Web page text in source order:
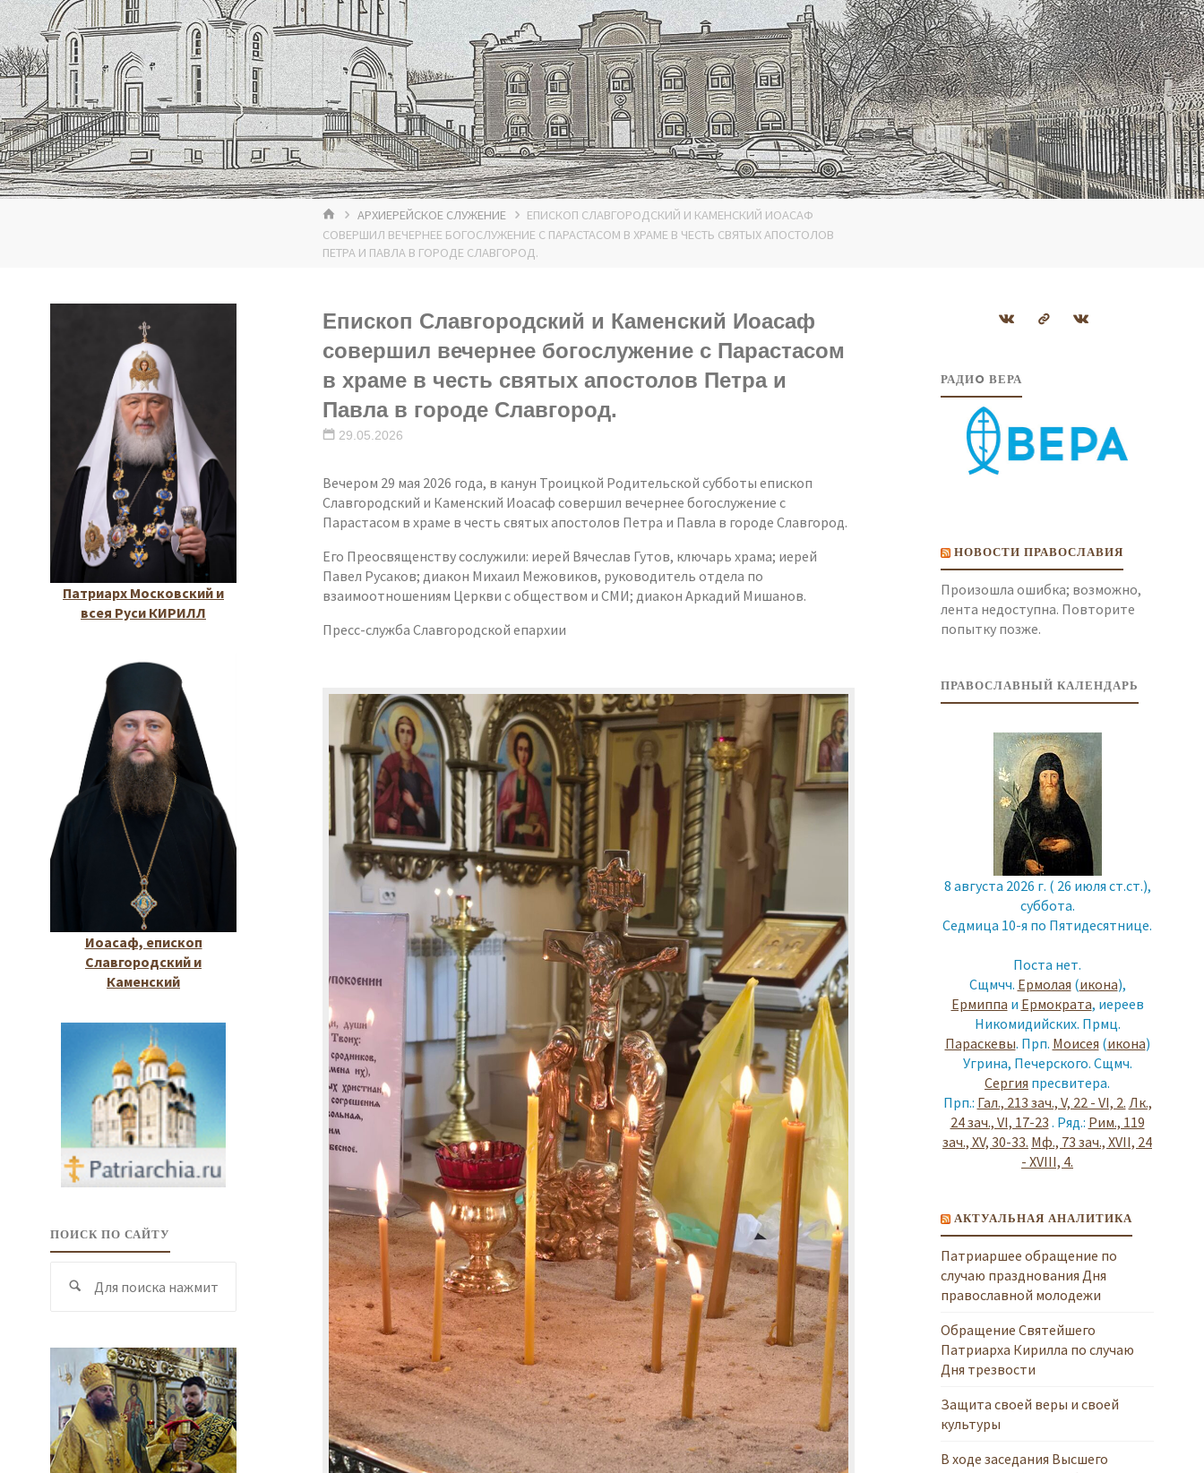
ГЛАВНАЯ
АРХИЕРЕЙСКОЕ СЛУЖЕНИЕ
ЕПИСКОП СЛАВГОРОДСКИЙ И КАМЕНСКИЙ ИОАСАФ
СОВЕРШИЛ ВЕЧЕРНЕЕ БОГОСЛУЖЕНИЕ С ПАРАСТАСОМ В ХРАМЕ В ЧЕСТЬ СВЯТЫХ АПОСТОЛОВ
ПЕТРА И ПАВЛА В ГОРОДЕ СЛАВГОРОД.
Епископ Славгородский и Каменский Иоасаф
совершил вечернее богослужение с Парастасом
в храме в честь святых апостолов Петра и
Павла в городе Славгород.
29.05.2026
Вечером 29 мая 2026 года, в канун Троицкой Родительской субботы епископ
Славгородский и Каменский Иоасаф совершил вечернее богослужение с
Парастасом в храме в честь святых апостолов Петра и Павла в городе Славгород.
Его Преосвященству сослужили: иерей Вячеслав Гутов, ключарь храма; иерей
Павел Русаков; диакон Михаил Межовиков, руководитель отдела по
взаимоотношениям Церкви с обществом и СМИ; диакон Аркадий Мишанов.
Пресс-служба Славгородской епархии
Патриарх Московский и
всея Руси КИРИЛЛ
Иоасаф, епископ
Славгородский и
Каменский
ПОИСК ПО САЙТУ
Поиск
РАДИO ВЕРА
НОВОСТИ ПРАВОСЛАВИЯ
Произошла ошибка; возможно,
лента недоступна. Повторите
попытку позже.
ПРАВОСЛАВНЫЙ КАЛЕНДАРЬ
8 августа 2026 г. ( 26 июля ст.ст.),
суббота.
Седмица 10-я по Пятидесятнице.
Поста нет.
Сщмчч. Ермолая (икона),
Ермиппа и Ермократа, иереев
Никомидийских. Прмц.
Параскевы. Прп. Моисея (икона)
Угрина, Печерского. Сщмч.
Сергия пресвитера.
Прп.: Гал., 213 зач., V, 22 - VI, 2. Лк.,
24 зач., VI, 17-23 . Ряд.: Рим., 119
зач., XV, 30-33. Мф., 73 зач., XVII, 24
- XVIII, 4.
АКТУАЛЬНАЯ АНАЛИТИКА
Патриаршее обращение по
случаю празднования Дня
православной молодежи
Обращение Святейшего
Патриарха Кирилла по случаю
Дня трезвости
Защита своей веры и своей
культуры
В ходе заседания Высшего